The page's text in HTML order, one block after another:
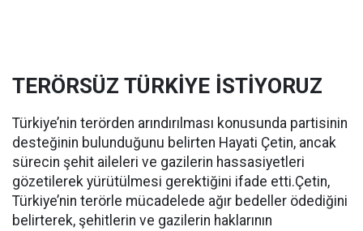
TERÖRSÜZ TÜRKİYE İSTİYORUZ
Türkiye’nin terörden arındırılması konusunda partisinin
desteğinin bulunduğunu belirten Hayati Çetin, ancak
sürecin şehit aileleri ve gazilerin hassasiyetleri
gözetilerek yürütülmesi gerektiğini ifade etti.Çetin,
Türkiye’nin terörle mücadelede ağır bedeller ödediğini
belirterek, şehitlerin ve gazilerin haklarının